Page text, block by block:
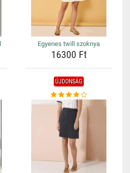
Egyenes twill szoknya
16300 Ft
ÚJDONSÁG